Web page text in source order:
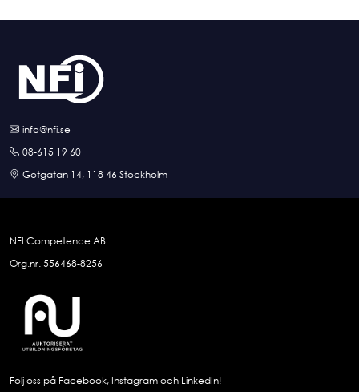
info@nfi.se
08-615 19 60
Götgatan 14, 118 46 Stockholm
NFI Competence AB
Org.nr. 556468-8256
Följ oss på Facebook, Instagram och LinkedIn!